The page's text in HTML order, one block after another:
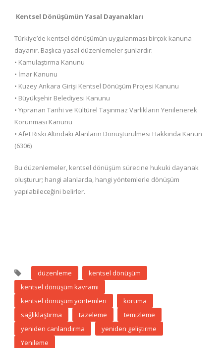
Kentsel Dönüşümün Yasal Dayanakları
Türkiye’de kentsel dönüşümün uygulanması birçok kanuna
dayanır. Başlıca yasal düzenlemeler şunlardır:
• Kamu­laştırma Kanunu
• İmar Kanunu
• Kuzey Ankara Girişi Kentsel Dönüşüm Projesi Kanunu
• Büyükşehir Belediyesi Kanunu
• Yıpranan Tarihi ve Kültürel Taşınmaz Varlıkların Yenilenerek
Korunması Kanunu
• Afet Riski Altındaki Alanların Dönüştürülmesi Hakkında Kanun
(6306)
Bu düzenlemeler, kentsel dönüşüm sürecine hukuki dayanak
oluşturur; hangi alanlarda, hangi yöntemlerle dönüşüm
yapılabileceğini belirler.
düzenleme
kentsel dönüşüm
kentsel dönüşüm kavramı
kentsel dönüşüm yöntemleri
koruma
sağlıklaştırma
tazeleme
temizleme
yeniden canlandırma
yeniden geliştirme
Yenileme